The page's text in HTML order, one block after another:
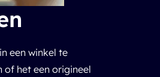
een winkel te
of het een origineel